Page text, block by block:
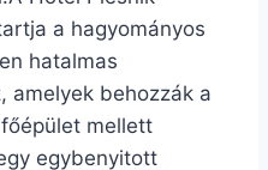
a hagyományos
hatalmas
amelyek behozzák a
mellett
egybenyitott